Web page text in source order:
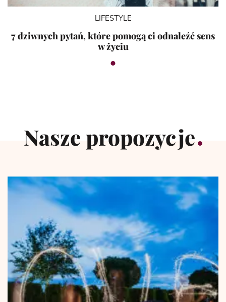
LIFESTYLE
7 dziwnych pytań, które pomogą ci odnaleźć sens
w życiu
Nasze propozycje